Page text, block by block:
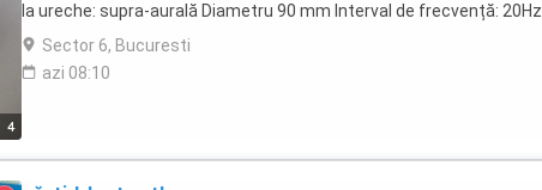
4
la ureche: supra-aurală Diametru 90 mm Interval de frecvență: 20Hz
18kHz Impedanță: 2x 32-35 ohmi Conector: ...
Sector 6, Bucuresti
azi 08:10